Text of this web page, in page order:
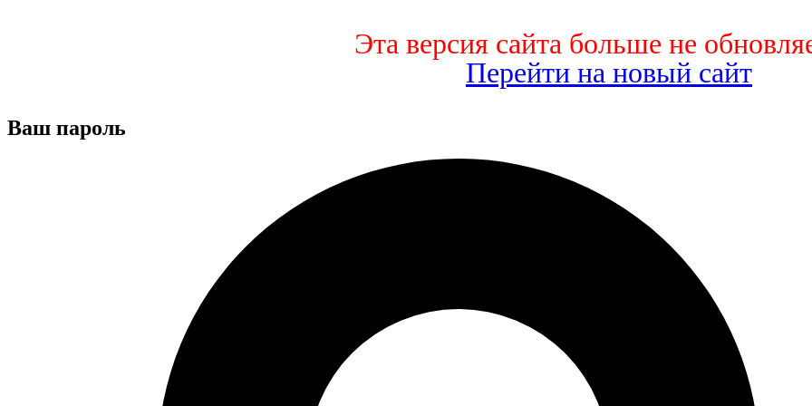
Эта версия сайта больше не
Перейти на новый сайт
Ваш пароль